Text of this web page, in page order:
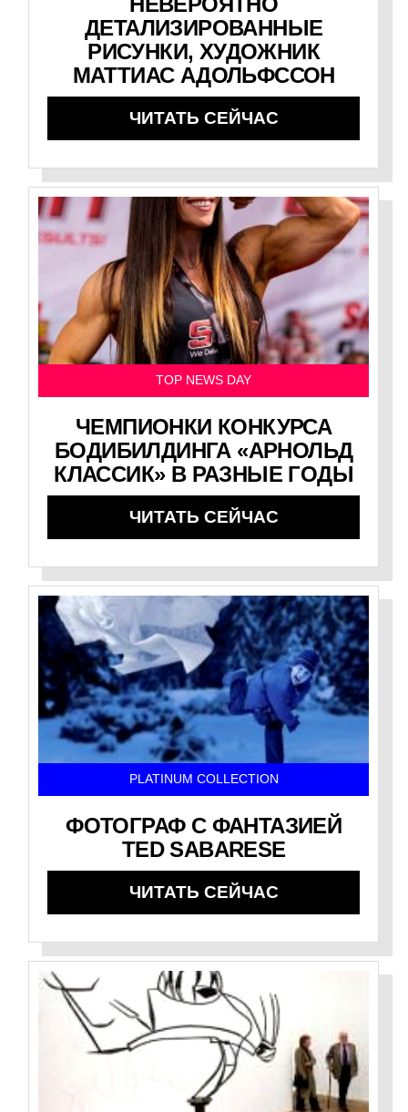
ДЕТАЛИЗИРОВАННЫЕ
РИСУНКИ, ХУДОЖНИК
МАТТИАС АДОЛЬФССОН
ЧИТАТЬ СЕЙЧАС
TOP NEWS DAY
ЧЕМПИОНКИ КОНКУРСА
БОДИБИЛДИНГА «АРНОЛЬД
КЛАССИК» В РАЗНЫЕ ГОДЫ
ЧИТАТЬ СЕЙЧАС
PLATINUM COLLECTION
ФОТОГРАФ С ФАНТАЗИЕЙ
TED SABARESE
ЧИТАТЬ СЕЙЧАС